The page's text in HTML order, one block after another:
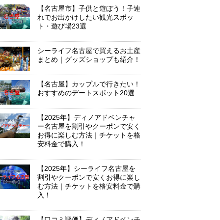
【名古屋市】子供と遊ぼう！子連
れでお出かけしたい観光スポッ
ト・遊び場23選
シーライフ名古屋で買えるお土産
まとめ｜グッズショップも紹介！
【名古屋】カップルで行きたい！
おすすめのデートスポット20選
【2025年】ディノアドベンチャ
ー名古屋を割引やクーポンで安く
お得に楽しむ方法｜チケットを格
安料金で購入！
【2025年】シーライフ名古屋を
割引やクーポンで安くお得に楽し
む方法｜チケットを格安料金で購
入！